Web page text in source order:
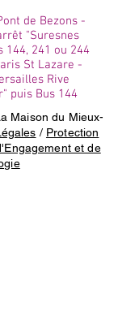
de Bezons -
"Suresnes
144, 241 ou 244
St Lazare -
Rive
puis Bus 144
Maison du Mieux-
/ Protection
et de